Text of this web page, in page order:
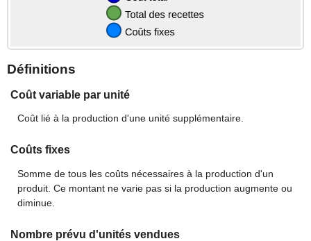
Définitions
Coût variable par unité
Coût lié à la production d'une unité supplémentaire.
Coûts fixes
Somme de tous les coûts nécessaires à la production d'un
produit. Ce montant ne varie pas si la production augmente ou
diminue.
Nombre prévu d'unités vendues